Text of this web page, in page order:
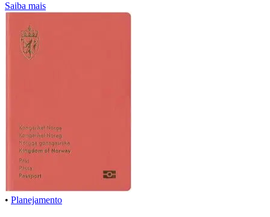
Saiba mais
• Planejamento